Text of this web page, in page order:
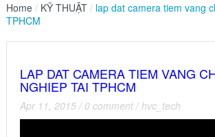
Home / KỸ THUẬT / lap dat camera tiem vang
TPHCM
LAP DAT CAMERA TIEM VANG
NGHIEP TAI TPHCM
Apr 11, 2015 / 0 comment /hvc_tech